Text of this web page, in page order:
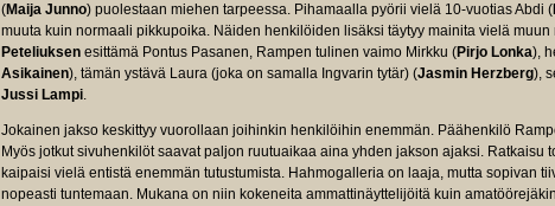
(Maija Junno) puolestaan miehen tarpeessa. Pihamaalla pyörii vielä 10-vuotias Abdi (
muuta kuin normaali pikkupoika. Näiden henkilöiden lisäksi täytyy mainita vielä muun
Peteliuksen esittämä Pontus Pasanen, Rampen tulinen vaimo Mirkku (Pirjo Lonka),
Asikainen), tämän ystävä Laura (joka on samalla Ingvarin tytär) (Jasmin Herzberg),
Jussi Lampi.
Jokainen jakso keskittyy vuorollaan joihinkin henkilöihin enemmän. Päähenkilö
Myös jotkut sivuhenkilöt saavat paljon ruutuaikaa aina yhden jakson ajaksi. Ratkaisu
kaipaisi vielä entistä enemmän tutustumista. Hahmogalleria on laaja, mutta sopivan
nopeasti tuntemaan. Mukana on niin kokeneita ammattinäyttelijöitä kuin